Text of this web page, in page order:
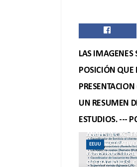
LAS IMAGENES
POSICIÓN QUE
UN RESUMEN
ESTUDIOS. ---
EEUU
ANALISTA CXC,
ADMINISTRATIVO
OPERACIONES,